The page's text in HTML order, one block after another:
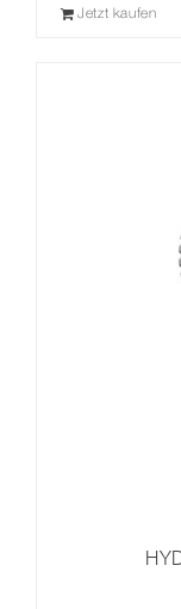
Jetzt kaufen